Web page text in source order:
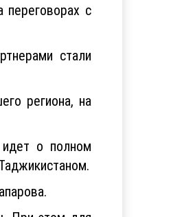
с
стали
региона, на
идет о полном